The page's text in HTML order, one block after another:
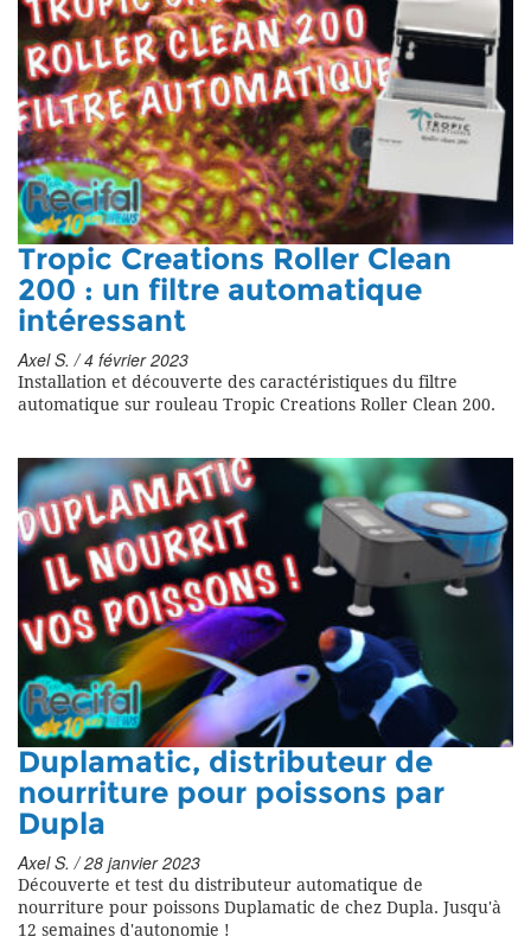
Tropic Creations Roller Clean
200 : un filtre automatique
intéressant
Axel S. / 4 février 2023
Installation et découverte des caractéristiques du filtre
automatique sur rouleau Tropic Creations Roller Clean 200.
Duplamatic, distributeur de
nourriture pour poissons par
Dupla
Axel S. / 28 janvier 2023
Découverte et test du distributeur automatique de
nourriture pour poissons Duplamatic de chez Dupla. Jusqu'à
12 semaines d'autonomie !